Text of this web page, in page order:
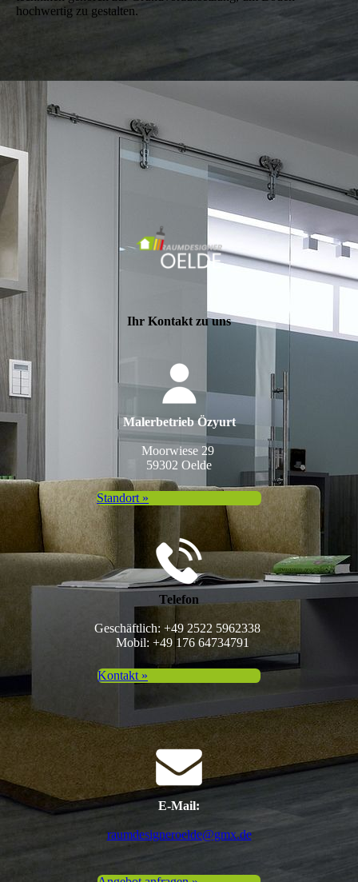
hochwertig zu gestalten.
Ihr Kontakt zu uns
Malerbetrieb Özyurt
Moorwiese 29
59302 Oelde
Standort »
Telefon
Geschäftlich: +49 2522 5962338
Mobil: +49 176 64734791
Kontakt »
E-Mail:
raumdesigneroelde@gmx.de